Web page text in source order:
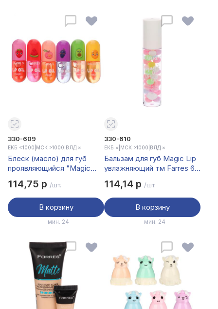
330-609
ЕКБ <1000 МСК >1000 ВЛД ×
Блеск (масло) для губ
проявляющийся "Magic
114,75 р /шт.
В корзину
мин. 24
330-610
ЕКБ × МСК >1000 ВЛД ×
Бальзам для губ Magic Lip
увлажняющий тм Farres 6,9
114,14 р /шт.
В корзину
мин. 24